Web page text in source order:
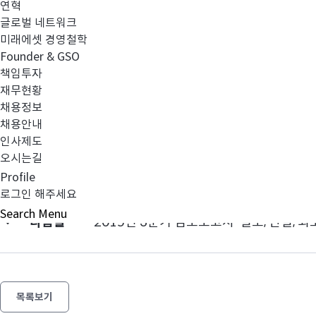
연혁
글로벌 네트워크
미래에셋 경영철학
Founder & GSO
책임투자
재무현황
채용정보
채용안내
인사제도
오시는길
Profile
로그인 해주세요
Search Menu
금융투자업자_영업보고서_20150930_미래에셋자산운
이전글
다음글 2015년 3분기 검토보고서-별도, 연결, 최
목록보기